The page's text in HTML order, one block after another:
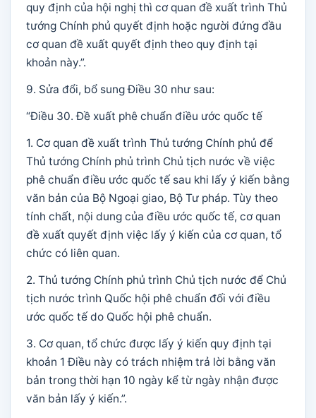
quy định của hội nghị thì cơ quan đề xuất trình Thủ
tướng Chính phủ quyết định hoặc người đứng đầu
cơ quan đề xuất quyết định theo quy định tại
khoản này.”.
9. Sửa đổi, bổ sung Điều 30 như sau:
“Điều 30. Đề xuất phê chuẩn điều ước quốc tế
1. Cơ quan đề xuất trình Thủ tướng Chính phủ để
Thủ tướng Chính phủ trình Chủ tịch nước về việc
phê chuẩn điều ước quốc tế sau khi lấy ý kiến bằng
văn bản của Bộ Ngoại giao, Bộ Tư pháp. Tùy theo
tính chất, nội dung của điều ước quốc tế, cơ quan
đề xuất quyết định việc lấy ý kiến của cơ quan, tổ
chức có liên quan.
2. Thủ tướng Chính phủ trình Chủ tịch nước để Chủ
tịch nước trình Quốc hội phê chuẩn đối với điều
ước quốc tế do Quốc hội phê chuẩn.
3. Cơ quan, tổ chức được lấy ý kiến quy định tại
khoản 1 Điều này có trách nhiệm trả lời bằng văn
bản trong thời hạn 10 ngày kể từ ngày nhận được
văn bản lấy ý kiến.”.